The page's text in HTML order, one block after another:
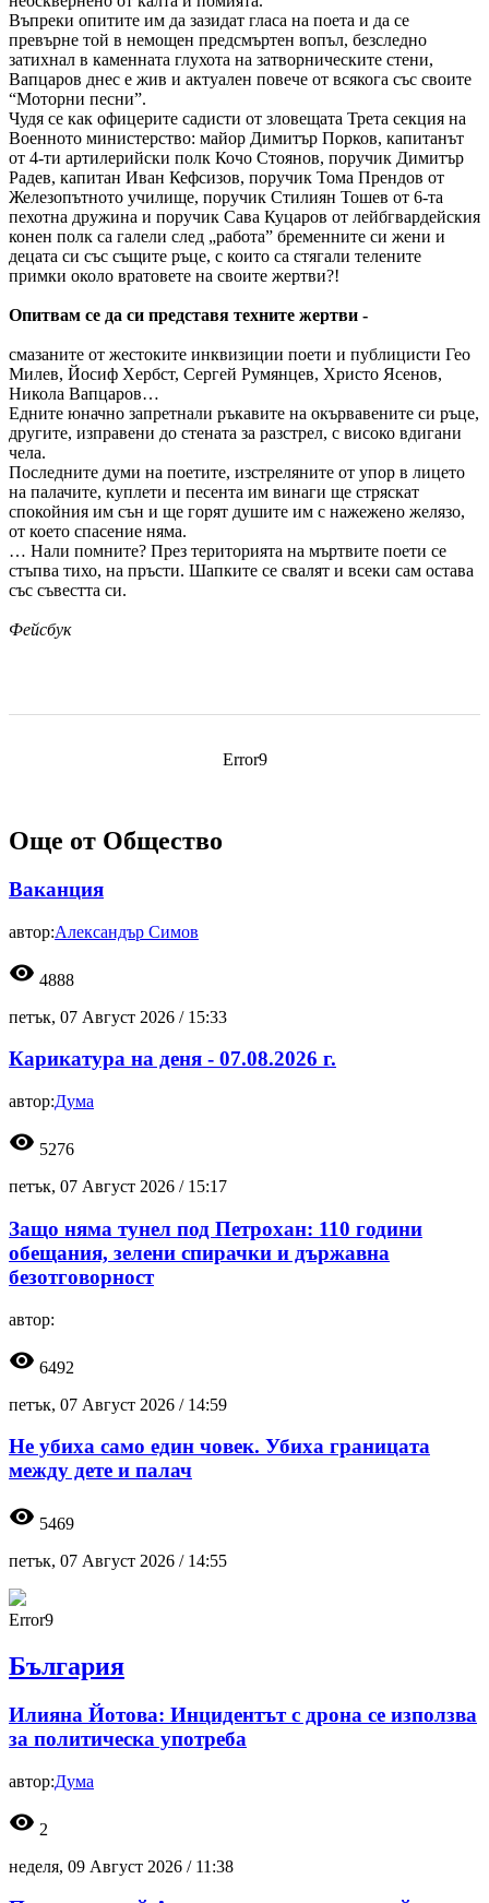
Въпреки опитите им да зазидат гласа на поета и да се
превърне той в немощен предсмъртен вопъл, безследно
затихнал в каменната глухота на затворническите стени,
Вапцаров днес е жив и актуален повече от всякога със своите
“Моторни песни”.
Чудя се как офицерите садисти от зловещата Трета секция на
Военното министерство: майор Димитър Порков, капитанът
от 4-ти артилерийски полк Кочо Стоянов, поручик Димитър
Радев, капитан Иван Кефсизов, поручик Тома Прендов от
Железопътното училище, поручик Стилиян Тошев от 6-та
пехотна дружина и поручик Сава Куцаров от лейбгвардейския
конен полк са галели след „работа” бременните си жени и
децата си със същите ръце, с които са стягали телените
примки около вратовете на своите жертви?!
Опитвам се да си представя техните жертви -
смазаните от жестоките инквизиции поети и публицисти Гео
Милев, Йосиф Хербст, Сергей Румянцев, Христо Ясенов,
Никола Вапцаров…
Едните юначно запретнали ръкавите на окървавените си ръце,
другите, изправени до стената за разстрел, с високо вдигани
чела.
Последните думи на поетите, изстреляните от упор в лицето
на палачите, куплети и песента им винаги ще стряскат
спокойния им сън и ще горят душите им с нажежено желязо,
от което спасение няма.
… Нали помните? През територията на мъртвите поети се
стъпва тихо, на пръсти. Шапките се свалят и всеки сам остава
със съвестта си.
Фейсбук
Error9
Още от Общество
Ваканция
автор:Александър Симов
visibility 4888
петък, 07 Август 2026 / 15:33
Карикатура на деня - 07.08.2026 г.
автор:Дума
visibility 5276
петък, 07 Август 2026 / 15:17
Защо няма тунел под Петрохан: 110 години
обещания, зелени спирачки и държавна
безотговорност
автор:
visibility 6492
петък, 07 Август 2026 / 14:59
Не убиха само един човек. Убиха границата
между дете и палач
visibility 5469
петък, 07 Август 2026 / 14:55
Error9
България
Илияна Йотова: Инцидентът с дрона се използва
за политическа употреба
автор:Дума
visibility 2
неделя, 09 Август 2026 / 11:38